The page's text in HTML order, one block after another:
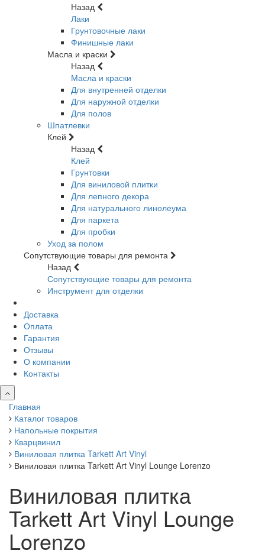
Назад
Лаки
Грунтовочные лаки
Финишные лаки
Масла и краски
Назад
Масла и краски
Для внутренней отделки
Для наружной отделки
Для полов
Шпатлевки
Клей
Назад
Клей
Грунтовки
Для виниловой плитки
Для лепного декора
Для натурального линолеума
Для паркета
Для пробки
Уход за полом
Сопутствующие товары для ремонта
Назад
Сопутствующие товары для ремонта
Инструмент для отделки
Доставка
Оплата
Гарантия
Отзывы
О компании
Контакты
Главная
Каталог товаров
Напольные покрытия
Кварцвинил
Виниловая плитка Tarkett Art Vinyl
Виниловая плитка Tarkett Art Vinyl Lounge Lorenzo
Виниловая плитка
Tarkett Art Vinyl Lounge
Lorenzo